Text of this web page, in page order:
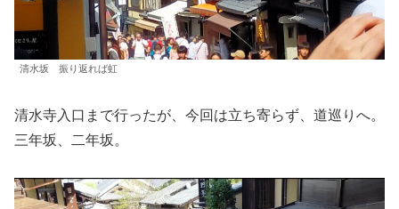
清水坂 振り返れば虹
清水寺入口まで行ったが、今回は立ち寄らず、道巡りへ。
三年坂、二年坂。